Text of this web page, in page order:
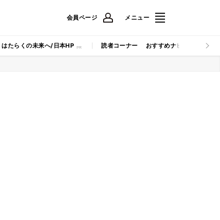
会員ページ メニュー
はたらくの未来へ/日本HP 読者コーナー おすすめナビ マイナビ